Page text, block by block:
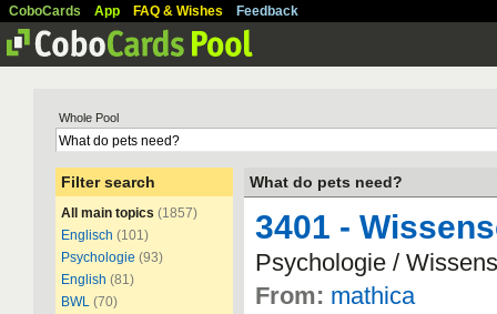
CoboCards App FAQ & Wishes Feedback
Whole Pool
Filter search
All main topics (1857)
Englisch (101)
Psychologie (93)
English (81)
BWL (70)
What do pets need?
3401 -
Psychologie /
From: mathica